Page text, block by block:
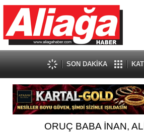
SON DAKİKA
ORUÇ BABA İNAN,